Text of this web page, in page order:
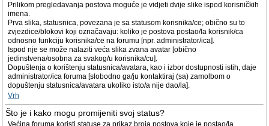
Prilikom pregledavanja postova moguće je vidjeti dvije slike ispod korisničkih
imena.
Prva slika, statusnica, povezana je sa statusom korisnika/ce; obično su to
zvjezdice/blokovi koji označavaju: koliko je postova postao/la korisnik/ca
odnosno funkciju korisnika/ce na forumu [npr. administrator/ica].
Ispod nje se može nalaziti veća slika zvana avatar [obično
jedinstvena/osobna za svakog/u korisnika/cu].
Dopuštenja o korištenju statusnica/avatara, kao i izbor dostupnosti istih, daje
administrator/ica foruma [slobodno ga/ju kontaktiraj (sa) zamolbom o
dopuštenju statusnica/avatara ukoliko isto/a nije dao/la].
Vrh
Što je i kako mogu promijeniti svoj status?
Većina foruma koristi statuse za prikaz broja postova koje je postao/la